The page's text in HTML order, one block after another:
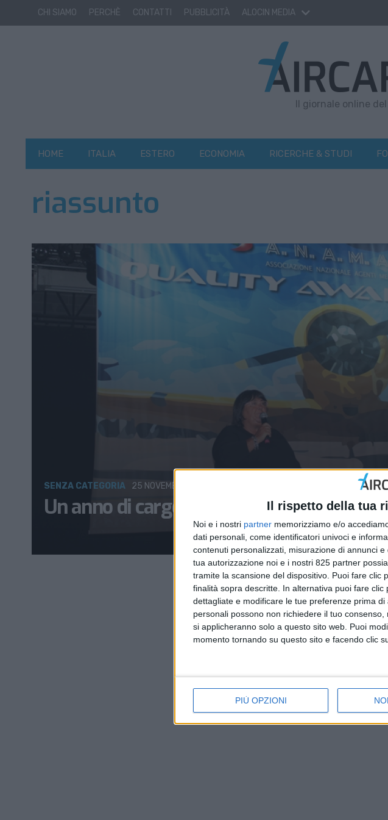
Il rispetto della tua
Noi e i nostri partner memorizziamo e/o
dati personali, come identificatori univoci e
contenuti personalizzati, misurazione di annunci
tua autorizzazione noi e i nostri 825 partner
tramite la scansione del dispositivo. Puoi fare
finalità sopra descritte. In alternativa puoi fare
dettagliate e modificare le tue preferenze prima di
personali possono non richiedere il tuo
si applicheranno solo a questo sito web. Puoi
momento tornando su questo sito e facendo clic
PIÙ OPZIONI
CHI SIAMO PERCHÈ CONTATTI PUBBLICITÀ ALOCIN MEDIA
Il giornale online
HOME ITALIA ESTERO ECONOMIA RICERCHE & STUDI
riassunto
Un anno di cargo aereo in Italia
SENZA CATEGORIA 25 NOVEMBRE 2020